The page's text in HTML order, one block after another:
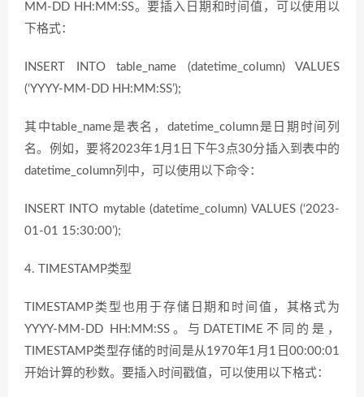
MM-DD HH:MM:SS。要插入日期和时间值，可以使用以
下格式：
INSERT INTO table_name (datetime_column) VALUES
(‘YYYY-MM-DD HH:MM:SS’);
其中table_name是表名，datetime_column是日期时间列
名。例如，要将2023年1月1日下午3点30分插入到表中的
datetime_column列中，可以使用以下命令：
INSERT INTO mytable (datetime_column) VALUES (‘2023-
01-01 15:30:00’);
4. TIMESTAMP类型
TIMESTAMP类型也用于存储日期和时间值，其格式为
YYYY-MM-DD HH:MM:SS。与DATETIME不同的是，
TIMESTAMP类型存储的时间是从1970年1月1日00:00:01
开始计算的秒数。要插入时间戳值，可以使用以下格式：